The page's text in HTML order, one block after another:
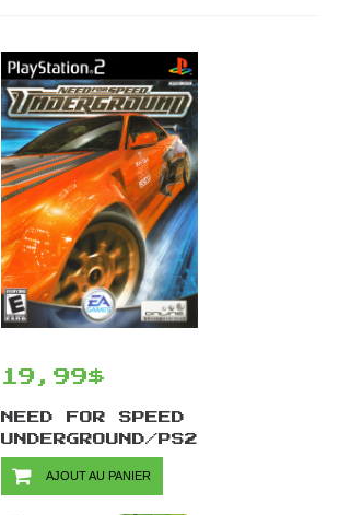
19,99$
NEED FOR SPEED
UNDERGROUND/PS2
AJOUT AU PANIER